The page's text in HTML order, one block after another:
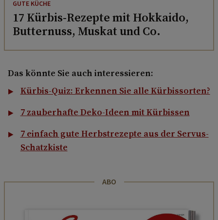
GUTE KÜCHE
17 Kürbis-Rezepte mit Hokkaido,
Butternuss, Muskat und Co.
Das könnte Sie auch interessieren:
Kürbis-Quiz: Erkennen Sie alle Kürbissorten?
7 zauberhafte Deko-Ideen mit Kürbissen
7 einfach gute Herbstrezepte aus der Servus-
Schatzkiste
ABO